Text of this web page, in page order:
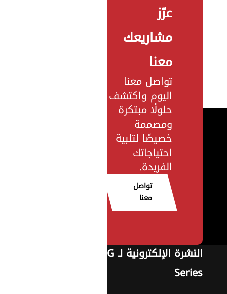
عزّز
مشاريعك
معنا
تواصل معنا
اليوم واكتشف
حلولًا مبتكرة
ومصممة
خصيصًا لتلبية
احتياجاتك
الفريدة.
تواصل
معنا
النشرة الإلكترونية لـ G
Series